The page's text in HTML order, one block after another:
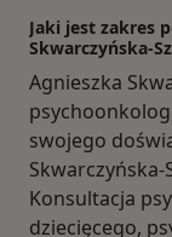
Jaki jest zakres
Skwarczyńska-
Agnieszka
swojego
Skwarczyńska-
Konsultacja
dziecięcego,